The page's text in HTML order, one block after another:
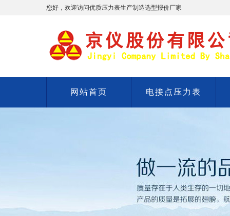
您好，欢迎访问优质压力表生产制造选型报价厂家
网站首页 电接点压力表